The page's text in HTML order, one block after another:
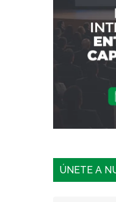
ÚNETE A